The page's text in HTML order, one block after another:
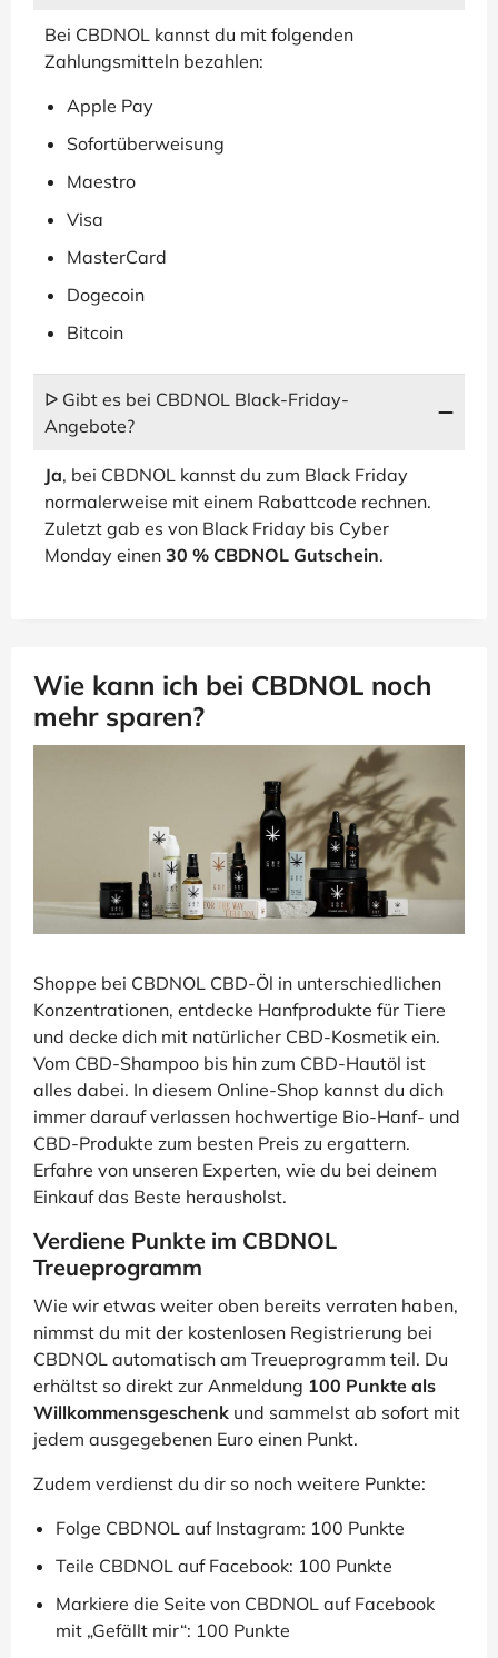
Bei CBDNOL kannst du mit folgenden
Zahlungsmitteln bezahlen:
Apple Pay
Sofortüberweisung
Maestro
Visa
MasterCard
Dogecoin
Bitcoin
ᐅ Gibt es bei CBDNOL Black-Friday-
Angebote?
Ja, bei CBDNOL kannst du zum Black Friday
normalerweise mit einem Rabattcode rechnen.
Zuletzt gab es von Black Friday bis Cyber
Monday einen 30 % CBDNOL Gutschein.
Wie kann ich bei CBDNOL noch
mehr sparen?
Shoppe bei CBDNOL CBD-Öl in unterschiedlichen
Konzentrationen, entdecke Hanfprodukte für Tiere
und decke dich mit natürlicher CBD-Kosmetik ein.
Vom CBD-Shampoo bis hin zum CBD-Hautöl ist
alles dabei. In diesem Online-Shop kannst du dich
immer darauf verlassen hochwertige Bio-Hanf- und
CBD-Produkte zum besten Preis zu ergattern.
Erfahre von unseren Experten, wie du bei deinem
Einkauf das Beste herausholst.
Verdiene Punkte im CBDNOL
Treueprogramm
Wie wir etwas weiter oben bereits verraten haben,
nimmst du mit der kostenlosen Registrierung bei
CBDNOL automatisch am Treueprogramm teil. Du
erhältst so direkt zur Anmeldung 100 Punkte als
Willkommensgeschenk und sammelst ab sofort mit
jedem ausgegebenen Euro einen Punkt.
Zudem verdienst du dir so noch weitere Punkte:
Folge CBDNOL auf Instagram: 100 Punkte
Teile CBDNOL auf Facebook: 100 Punkte
Markiere die Seite von CBDNOL auf Facebook
mit „Gefällt mir“: 100 Punkte